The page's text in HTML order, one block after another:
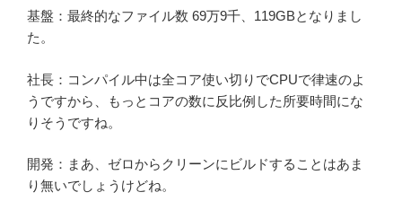
基盤：最終的なファイル数 69万9千、119GBとなりまし
た。
社長：コンパイル中は全コア使い切りでCPUで律速のよ
うですから、もっとコアの数に反比例した所要時間にな
りそうですね。
開発：まあ、ゼロからクリーンにビルドすることはあま
り無いでしょうけどね。